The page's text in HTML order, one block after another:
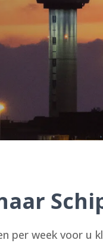
per week voor u